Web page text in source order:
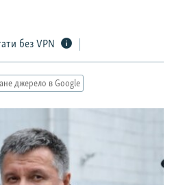
без VPN
джерело в Google